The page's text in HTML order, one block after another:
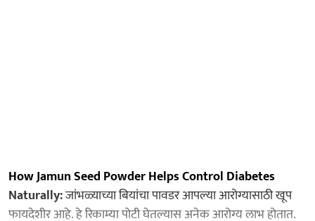
How Jamun Seed Powder Helps Control Diabetes
Naturally:जांभळ्याच्या बियांचा पावडर आपल्या आरोग्यासाठी खूप
फायदेशीर आहे. हे रिकाम्या पोटी घेतल्यास अनेक आरोग्य लाभ होतात.